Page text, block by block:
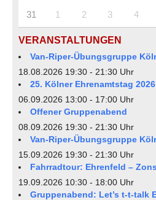
31 1 2 3 4
VERANSTALTUNGEN
Van-Riper-Übungsgruppe
18.08.2026 19:30 - 21:30 Uhr
25. Kölner Ehrenamtstag 2026
06.09.2026 13:00 - 17:00 Uhr
Offener Gruppenabend
08.09.2026 19:30 - 21:30 Uhr
Van-Riper-Übungsgruppe
15.09.2026 19:30 - 21:30 Uhr
Fahrradtour: Ehrenfeld – Zons
19.09.2026 10:30 - 18:00 Uhr
Gruppenabend: Let’s t-t-talk